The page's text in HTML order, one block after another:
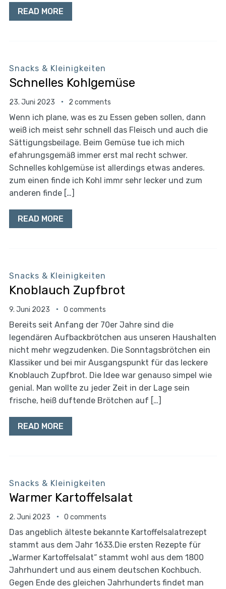
READ MORE
Snacks & Kleinigkeiten
Schnelles Kohlgemüse
23. Juni 2023 2 comments
Wenn ich plane, was es zu Essen geben sollen, dann
weiß ich meist sehr schnell das Fleisch und auch die
Sättigungsbeilage. Beim Gemüse tue ich mich
efahrungsgemäß immer erst mal recht schwer.
Schnelles kohlgemüse ist allerdings etwas anderes.
zum einen finde ich Kohl immr sehr lecker und zum
anderen finde […]
READ MORE
Snacks & Kleinigkeiten
Knoblauch Zupfbrot
9. Juni 2023 0 comments
Bereits seit Anfang der 70er Jahre sind die
legendären Aufbackbrötchen aus unseren Haushalten
nicht mehr wegzudenken. Die Sonntagsbrötchen ein
Klassiker und bei mir Ausgangspunkt für das leckere
Knoblauch Zupfbrot. Die Idee war genauso simpel wie
genial. Man wollte zu jeder Zeit in der Lage sein
frische, heiß duftende Brötchen auf […]
READ MORE
Snacks & Kleinigkeiten
Warmer Kartoffelsalat
2. Juni 2023 0 comments
Das angeblich älteste bekannte Kartoffelsalatrezept
stammt aus dem Jahr 1633.Die ersten Rezepte für
„Warmer Kartoffelsalat“ stammt wohl aus dem 1800
Jahrhundert und aus einem deutschen Kochbuch.
Gegen Ende des gleichen Jahrhunderts findet man